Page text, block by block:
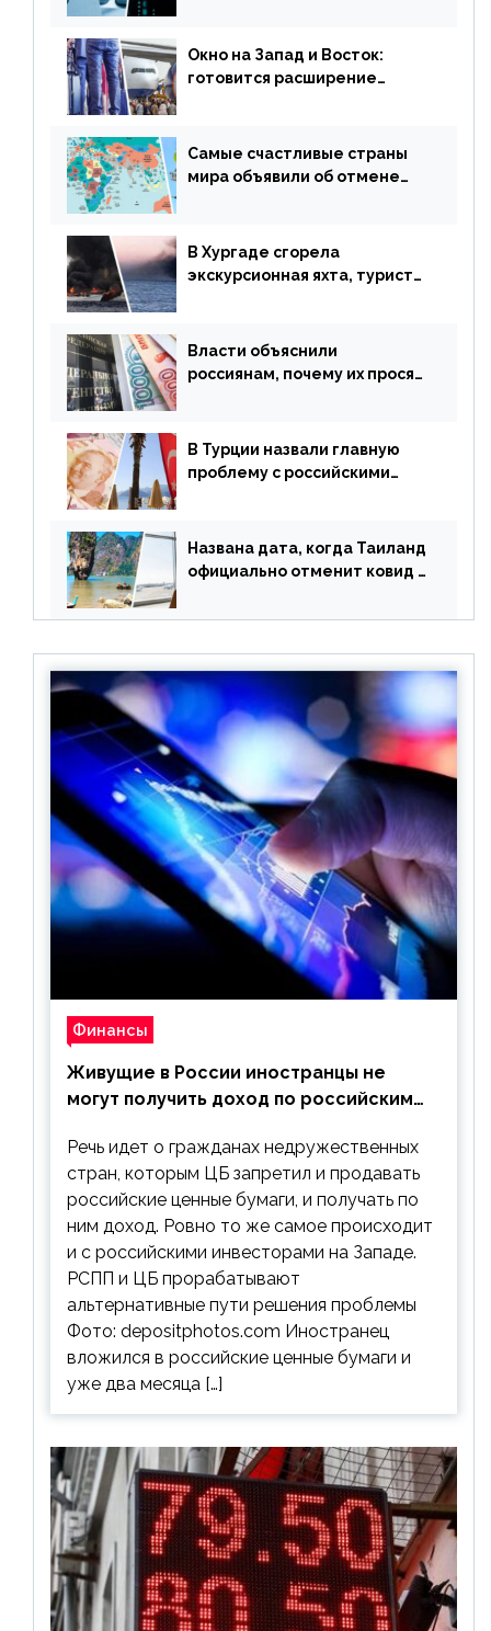
Окно на Запад и Восток:
готовится расширение
Самые счастливые страны
мира объявили об отмене
В Хургаде сгорела
экскурсионная яхта, туристы
Власти объяснили
россиянам, почему их просят
В Турции назвали главную
проблему с российскими
Названа дата, когда Таиланд
официально отменит ковид и
Финансы
Живущие в России иностранцы не
могут получить доход по российским
Речь идет о гражданах недружественных
стран, которым ЦБ запретил и продавать
российские ценные бумаги, и получать по
ним доход. Ровно то же самое происходит
и с российскими инвесторами на Западе.
РСПП и ЦБ прорабатывают
альтернативные пути решения проблемы
Фото: depositphotos.com Иностранец
вложился в российские ценные бумаги и
уже два месяца […]